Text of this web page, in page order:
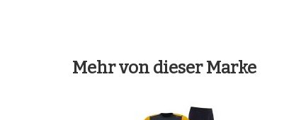
Mehr von dieser Marke